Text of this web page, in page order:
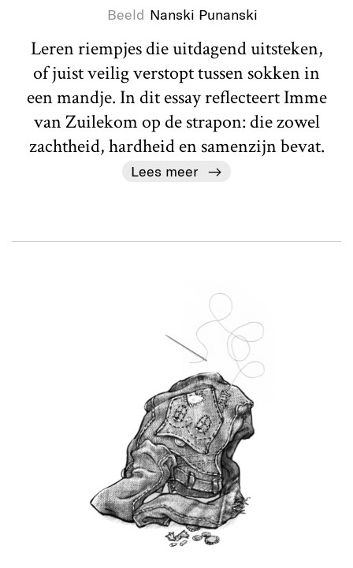
Beeld Nanski Punanski
Leren riempjes die uitdagend uitsteken,
of juist veilig verstopt tussen sokken in
een mandje. In dit essay reflecteert Imme
van Zuilekom op de strapon: die zowel
zachtheid, hardheid en samenzijn bevat.
Lees meer